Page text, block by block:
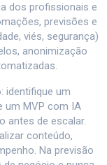
dos profissionais e
previsões e
viés, segurança)
anonimização
identifique um
um MVP com IA
antes de escalar.
conteúdo,
Na previsão